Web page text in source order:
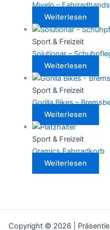
Mivelo –
Weiterlesen
Sport & Freizeit
Solutionar –
Weiterlesen
Sport & Freizeit
Gorilla Bikes –
Weiterlesen
Sport & Freizeit
Oramics Fahrradkorb
Weiterlesen
Copyright © 2026 |